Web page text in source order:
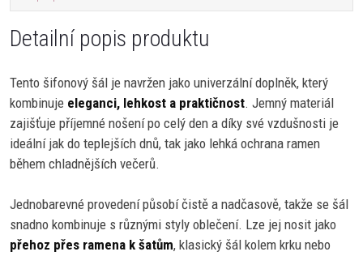
Detailní popis produktu
Tento šifonový šál je navržen jako univerzální doplněk, který
kombinuje eleganci, lehkost a praktičnost. Jemný materiál
zajišťuje příjemné nošení po celý den a díky své vzdušnosti je
ideální jak do teplejších dnů, tak jako lehká ochrana ramen
během chladnějších večerů.
Jednobarevné provedení působí čistě a nadčasově, takže se šál
snadno kombinuje s různými styly oblečení. Lze jej nosit jako
přehoz přes ramena k šatům, klasický šál kolem krku nebo